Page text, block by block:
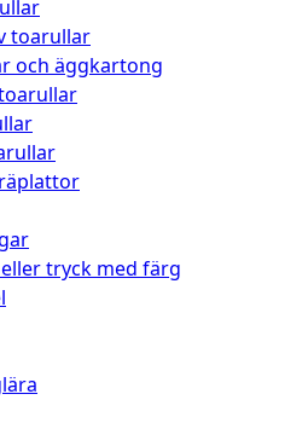
toarullar
och äggkartong
tryck med färg